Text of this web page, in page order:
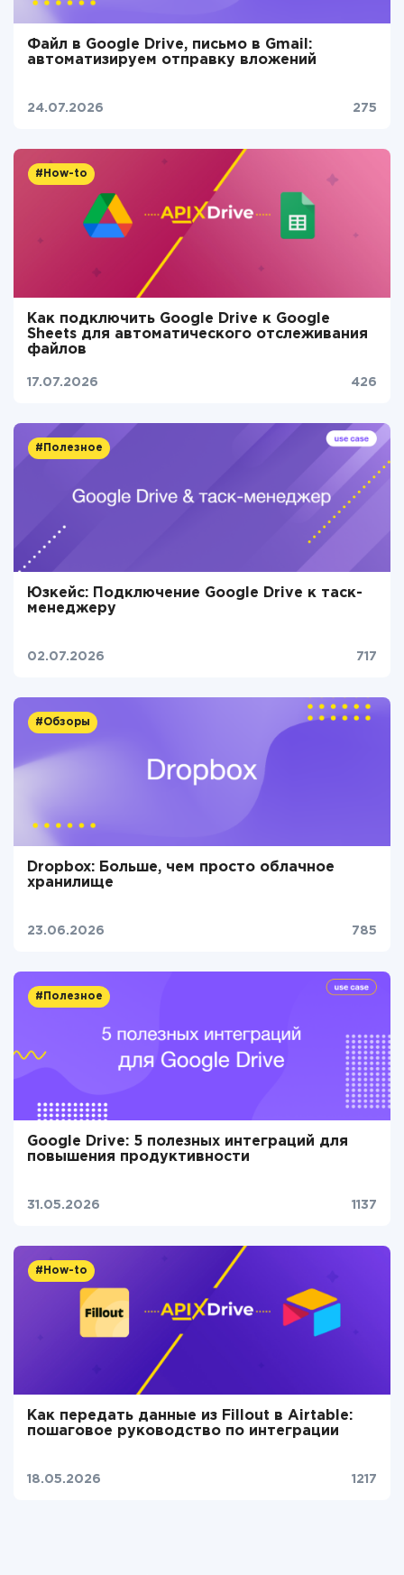
Файл в Google Drive, письмо в Gmail:
автоматизируем отправку вложений
24.07.2026 275
#How-to
Как подключить Google Drive к Google
Sheets для автоматического отслеживания
файлов
17.07.2026 426
#Полезное
Юзкейс: Подключение Google Drive к таск-
менеджеру
02.07.2026 717
#Обзоры
Dropbox: Больше, чем просто облачное
хранилище
23.06.2026 785
#Полезное
Google Drive: 5 полезных интеграций для
повышения продуктивности
31.05.2026 1137
#How-to
Как передать данные из Fillout в Airtable:
пошаговое руководство по интеграции
18.05.2026 1217